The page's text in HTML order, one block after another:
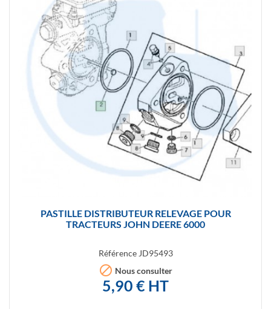
PASTILLE DISTRIBUTEUR RELEVAGE POUR
TRACTEURS JOHN DEERE 6000
Référence JD95493
 Nous consulter
5,90 € HT